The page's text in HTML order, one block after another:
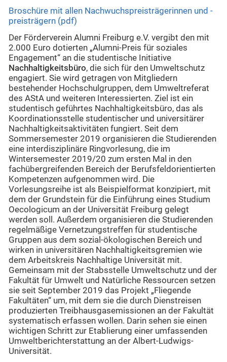
Broschüre mit allen Nachwuchspreisträgerinnen und -
preisträgern (pdf)
Der Förderverein Alumni Freiburg e.V. vergibt den mit
2.000 Euro dotierten „Alumni-Preis für soziales
Engagement“ an die studentische Initiative
Nachhaltigkeitsbüro, die sich für den Umweltschutz
engagiert. Sie wird getragen von Mitgliedern
bestehender Hochschulgruppen, dem Umweltreferat
des AStA und weiteren Interessierten. Ziel ist ein
studentisch geführtes Nachhaltigkeitsbüro, das als
Koordinationsstelle studentischer und universitärer
Nachhaltigkeitsaktivitäten fungiert. Seit dem
Sommersemester 2019 organisieren die Studierenden
eine interdisziplinäre Ringvorlesung, die im
Wintersemester 2019/20 zum ersten Mal in den
fachübergreifenden Bereich der Berufsfeldorientierten
Kompetenzen aufgenommen wird. Die
Vorlesungsreihe ist als Beispielformat konzipiert, mit
dem der Grundstein für die Einführung eines Studium
Oecologicum an der Universität Freiburg gelegt
werden soll. Außerdem organisieren die Studierenden
regelmäßige Vernetzungstreffen für studentische
Gruppen aus dem sozial-ökologischen Bereich und
wirken in universitären Nachhaltigkeitsgremien wie
dem Arbeitskreis Nachhaltige Universität mit.
Gemeinsam mit der Stabsstelle Umweltschutz und der
Fakultät für Umwelt und Natürliche Ressourcen setzen
sie seit September 2019 das Projekt „Fliegende
Fakultäten“ um, mit dem sie die durch Dienstreisen
produzierten Treibhausgasemissionen an der Fakultät
systematisch erfassen wollen. Darin sehen sie einen
wichtigen Schritt zur Etablierung einer umfassenden
Umweltberichterstattung an der Albert-Ludwigs-
Universität.